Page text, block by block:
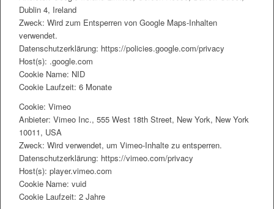
Dublin 4, Ireland
Zweck: Wird zum Entsperren von Google Maps-Inhalten
verwendet.
Datenschutzerklärung: https://policies.google.com/privacy
Host(s): .google.com
Cookie Name: NID
Cookie Laufzeit: 6 Monate
Cookie: Vimeo
Anbieter: Vimeo Inc., 555 West 18th Street, New York, New York
10011, USA
Zweck: Wird verwendet, um Vimeo-Inhalte zu entsperren.
Datenschutzerklärung: https://vimeo.com/privacy
Host(s): player.vimeo.com
Cookie Name: vuid
Cookie Laufzeit: 2 Jahre